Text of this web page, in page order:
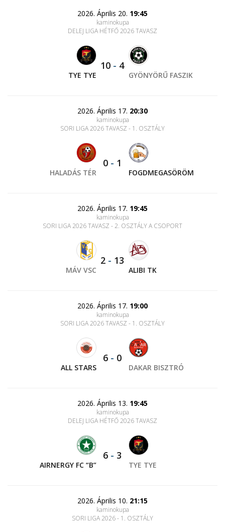
2026. Április 20. 19:45
kaminokupa
DELEJ LIGA HÉTFŐ 2026 TAVASZ
TYE TYE
10 - 4
GYÖNYÖRŰ FASZIK
2026. Április 17. 20:30
kaminokupa
SORI LIGA 2026 TAVASZ - 1. OSZTÁLY
HALADÁS TÉR
0 - 1
FOGDMEGASÖRÖM
2026. Április 17. 19:45
kaminokupa
SORI LIGA 2026 TAVASZ - 2. OSZTÁLY A CSOPORT
MÁV VSC
2 - 13
ALIBI TK
2026. Április 17. 19:00
kaminokupa
SORI LIGA 2026 TAVASZ - 1. OSZTÁLY
ALL STARS
6 - 0
DAKAR BISZTRÓ
2026. Április 13. 19:45
kaminokupa
DELEJ LIGA HÉTFŐ 2026 TAVASZ
AIRNERGY FC “B”
6 - 3
TYE TYE
2026. Április 10. 21:15
kaminokupa
SORI LIGA 2026 - 1. OSZTÁLY